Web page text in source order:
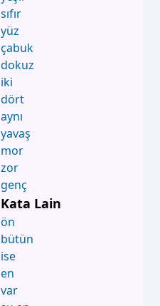
sıfır
yüz
çabuk
dokuz
iki
dört
aynı
yavaş
mor
zor
genç
Kata Lain
ön
bütün
ise
en
var